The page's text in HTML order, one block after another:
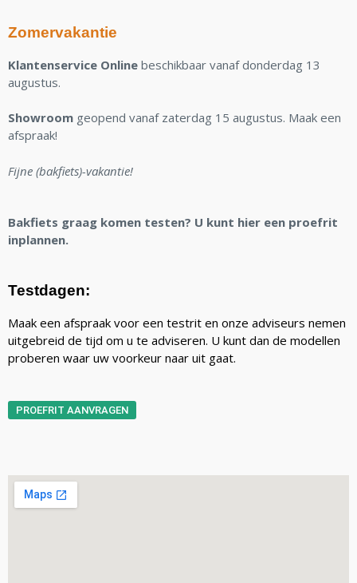
Zomervakantie
Klantenservice Online beschikbaar vanaf donderdag 13
augustus.
Showroom geopend vanaf zaterdag 15 augustus. Maak een
afspraak!
Fijne (bakfiets)-vakantie!
Bakfiets graag komen testen? U kunt hier een proefrit
inplannen.
Testdagen:
Maak een afspraak voor een testrit en onze adviseurs nemen
uitgebreid de tijd om u te adviseren. U kunt dan de modellen
proberen waar uw voorkeur naar uit gaat.
PROEFRIT AANVRAGEN